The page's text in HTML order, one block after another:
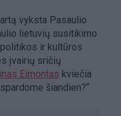
vyksta Pasaulio
lietuvių susitikimo
ir kultūros
įvairių sričių
Eimontas kviečia
šiandien?“